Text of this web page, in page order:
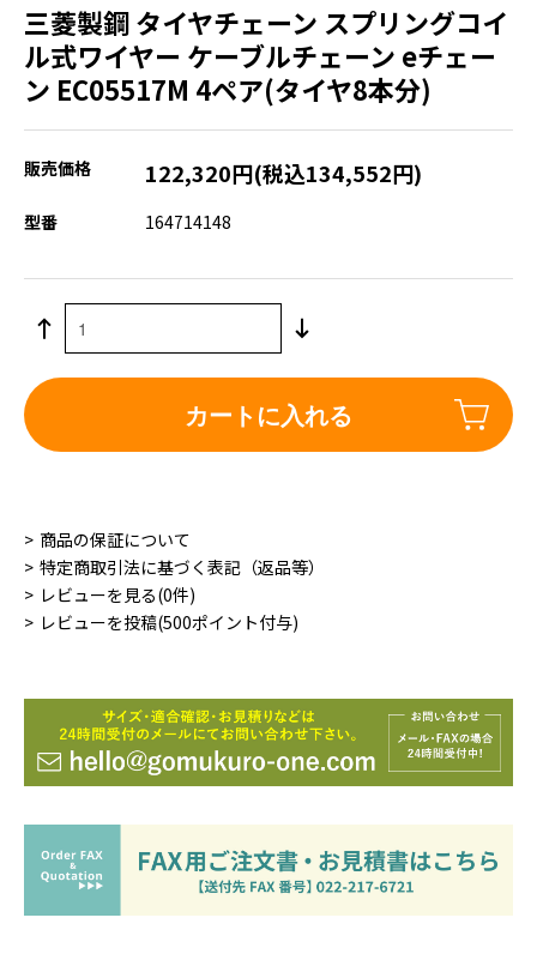
三菱製鋼 タイヤチェーン スプリングコイ
ル式ワイヤー ケーブルチェーン eチェー
ン EC05517M 4ペア(タイヤ8本分)
販売価格 122,320円(税込134,552円)
型番 164714148
カートに入れる
商品の保証について
特定商取引法に基づく表記（返品等）
レビューを見る(0件)
レビューを投稿(500ポイント付与)